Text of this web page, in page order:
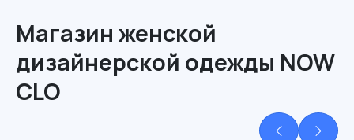
Магазин женской
дизайнерской одежды NOW
CLO